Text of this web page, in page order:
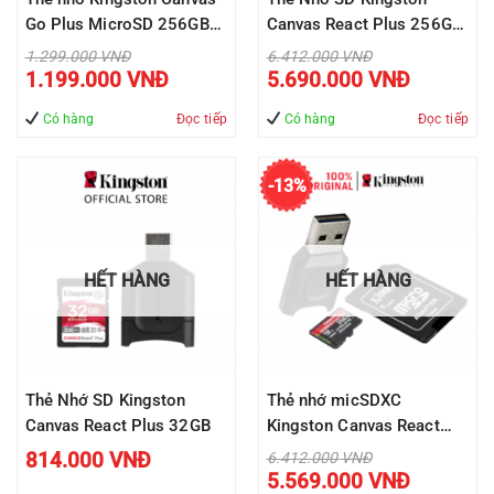
Go Plus MicroSD 256GB
cho di động Android,
camera, flycam và sản
SDCG3/256G
1.299.000VNĐ
Giá
gốc
là:
1.199.000 VNĐGiá
hiện
1.199.000 VNĐ.
Có hàng Đọc tiếp
Canvas React Plus 256GB
cho camera quay phim
chuyên nghiệp 4K/8K
6.412.000VNĐ
Giá
gốc
là:
5.690.000 VNĐGiá
hiện
5.690.000
Có hàng Đọc tiếp
HẾT HÀNG
Thẻ Nhớ SD Kingston
Canvas React Plus 32GB
814.000 VNĐ
-13%
HẾT HÀNG
Thẻ nhớ micSDXC
Kingston Canvas React
Plus 256GB cho quay
video UHS-II 4K/8K,
6.412.000VNĐ
Giá
gốc
là:
5.569.000 VNĐGiá
hiện